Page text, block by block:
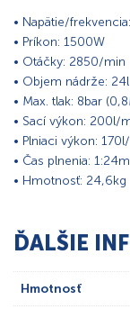
• Napätie/
• Príkon: 1500W
• Otáčky: 2850/min
• Objem nádrže: 24l
• Max. tlak: 8bar
• Sací výkon: 200l/
• Plniaci výkon:
• Čas plnenia:
• Hmotnosť: 24,6kg
ĎALŠIE
Hmotnosť